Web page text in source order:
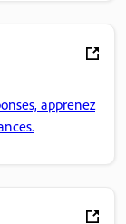
apprenez